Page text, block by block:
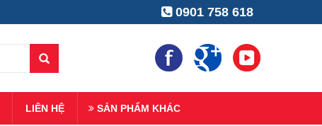
0901 758 618
LIÊN HỆ SẢN PHẨM KHÁC